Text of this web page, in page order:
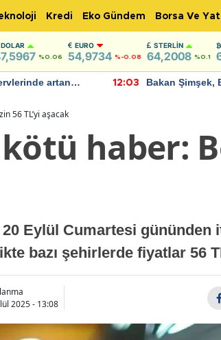
Kredi Eko Gündem Borsa Ve
DOLAR
%0.06
EURO
54,9734 %-0.08
STERLIN
64,2008 %0.1
artan
12:03
Bakan Şimşek,
56 TL’yi aşacak
haber:
Eylül Cumartesi
bazı şehirlerde fiyatlar 56
2025 - 13:08